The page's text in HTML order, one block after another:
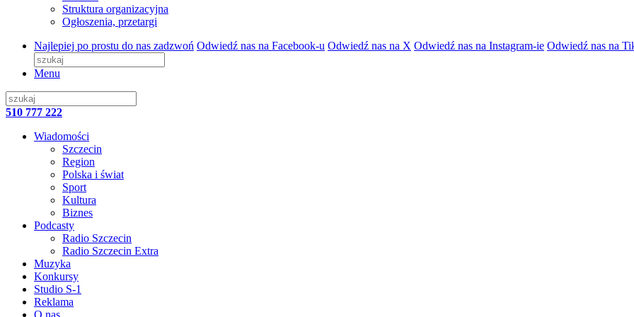
Struktura organizacyjna
Ogłoszenia, przetargi
Najlepiej po prostu do nas zadzwoń Odwiedź nas na Facebook-u Odwiedź nas na X Odwiedź nas na Instagram-ie Odwiedź nas na
Menu
510 777 222
Wiadomości
Szczecin
Region
Polska i świat
Sport
Kultura
Biznes
Podcasty
Radio Szczecin
Radio Szczecin Extra
Muzyka
Konkursy
Studio S-1
Reklama